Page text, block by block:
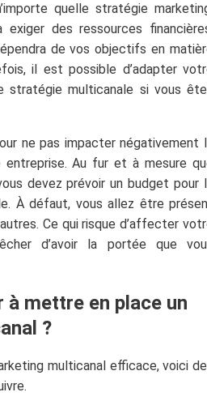
quelle stratégie
exiger des ressources
de vos objectifs en
il est possible d’adapter
stratégie multicanale si vous
ne pas impacter négativement
Au fur et à mesure
devez prévoir un budget pour
À défaut, vous allez être
Ce qui risque d’affecter
d’avoir la portée que
mettre en place un
?
multicanal efficace, voici